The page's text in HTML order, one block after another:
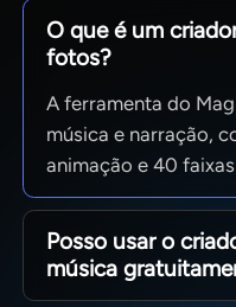
O que é um
fotos?
A ferramenta do
música e narração,
animação e 40
Posso usar o
música